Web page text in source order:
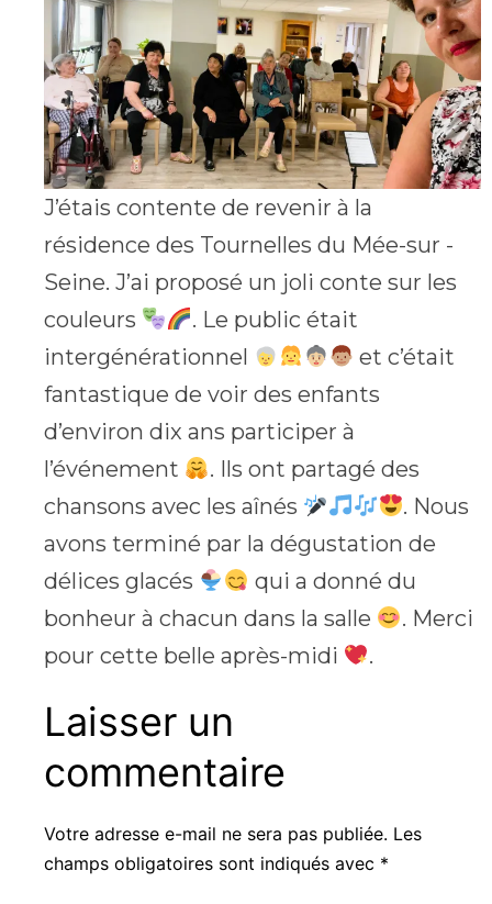
J’étais contente de revenir à la
résidence des Tournelles du Mée-sur -
Seine. J’ai proposé un joli conte sur les
couleurs
. Le public était
intergénérationnel
et c’était
fantastique de voir des enfants
d’environ dix ans participer à
l’événement
. Ils ont partagé des
chansons avec les aînés
. Nous
avons terminé par la dégustation de
délices glacés
qui a donné du
bonheur à chacun dans la salle
. Merci
pour cette belle après-midi
.
Laisser un
commentaire
Votre adresse e-mail ne sera pas publiée. Les
champs obligatoires sont indiqués avec *